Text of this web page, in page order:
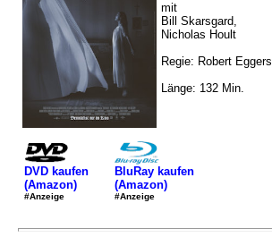
mit
Bill Skarsgard,
Nicholas Hoult
Regie: Robert Eggers
Länge: 132 Min.
DVD kaufen
(Amazon)
#Anzeige
BluRay kaufen
(Amazon)
#Anzeige